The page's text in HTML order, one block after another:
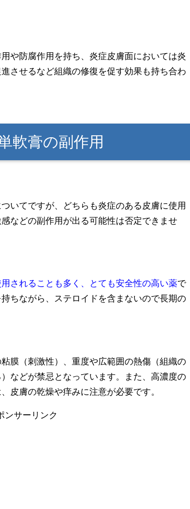
や防腐作用を持ち、炎症皮膚面においては炎
させるなど組織の修復を促す効果も持ち合わ
軟膏の副作用
いてですが、どちらも炎症のある皮膚に使用
などの副作用が出る可能性は否定できませ
されることも多く、とても安全性の高い薬で
ちながら、ステロイドを含まないので長期の
膜（刺激性）、重度や広範囲の熱傷（組織の
などが禁忌となっています。また、高濃度の
皮膚の乾燥や痒みに注意が必要です。
ンサーリンク